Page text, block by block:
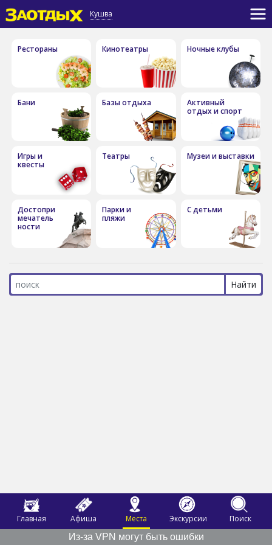
Кушва
Главная Афиша Места Экскурсии
Поиск
Из-за VPN могут быть ошибки
Рестораны Кинотеатры Ночные клубы
Бани Базы отдыха
Активный
отдых и спорт
Игры и
квесты
Театры Музеи и выставки
Достопри
мечатель
ности
Парки и
пляжи
С детьми